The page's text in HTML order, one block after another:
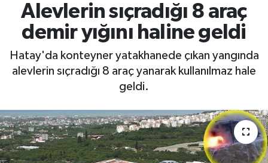
Alevlerin sıçradığı 8 araç
demir yığını haline geldi
Hatay'da konteyner yatakhanede çıkan yangında
alevlerin sıçradığı 8 araç yanarak kullanılmaz hale
geldi.
Tüm Manşetler
Son Dakika Haberleri